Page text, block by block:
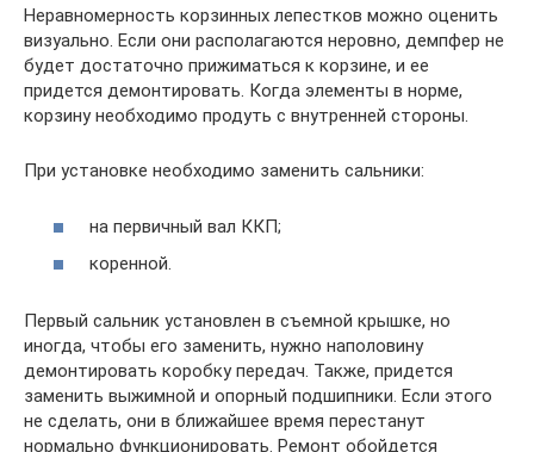
Неравномерность корзинных лепестков можно оценить
визуально. Если они располагаются неровно, демпфер не
будет достаточно прижиматься к корзине, и ее
придется демонтировать. Когда элементы в норме,
корзину необходимо продуть с внутренней стороны.
При установке необходимо заменить сальники:
на первичный вал ККП;
коренной.
Первый сальник установлен в съемной крышке, но
иногда, чтобы его заменить, нужно наполовину
демонтировать коробку передач. Также, придется
заменить выжимной и опорный подшипники. Если этого
не сделать, они в ближайшее время перестанут
нормально функционировать. Ремонт обойдется